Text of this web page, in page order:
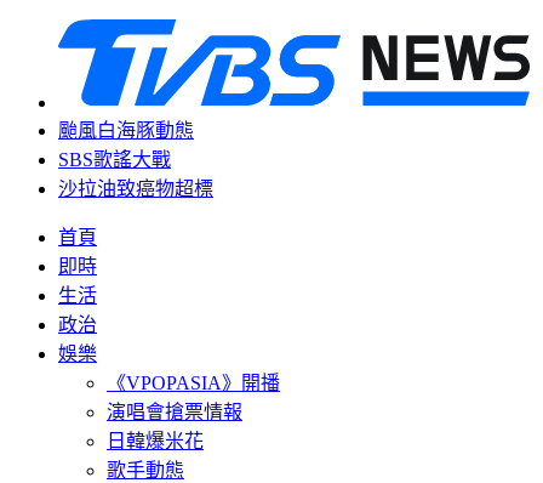
颱風白海豚動態
SBS歌謠大戰
沙拉油致癌物超標
首頁
即時
生活
政治
娛樂
《VPOPASIA》開播
演唱會搶票情報
日韓爆米花
歌手動態